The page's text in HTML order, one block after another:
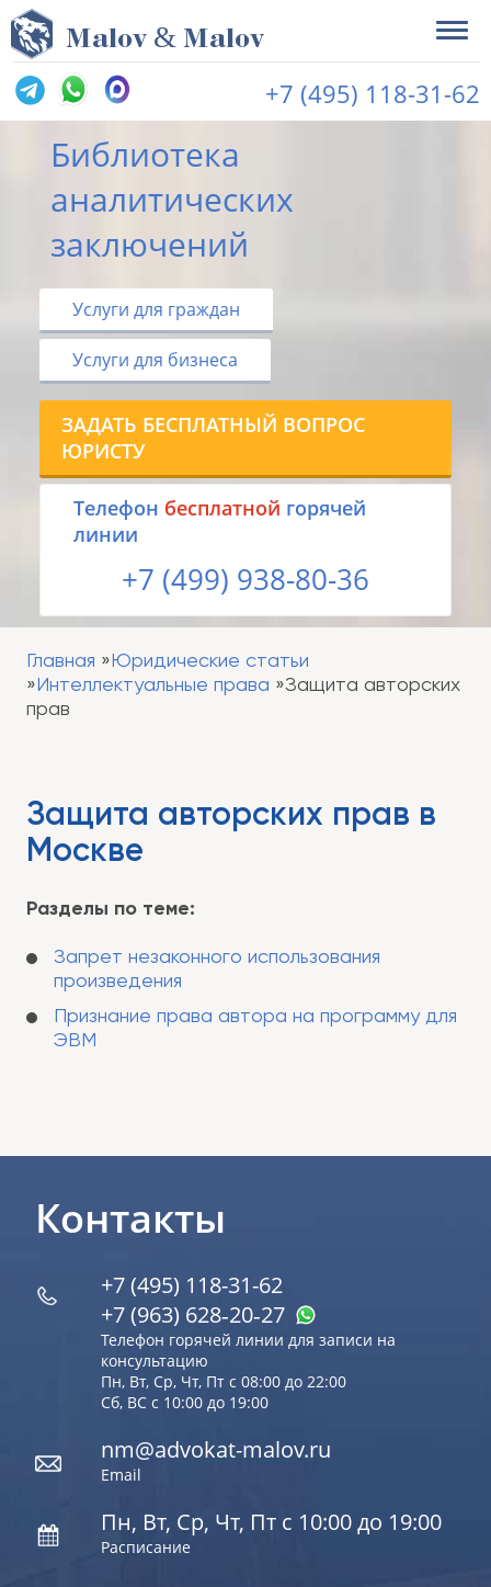
Malov & Malov
+7 (495) 118-31-62
Библиотека
аналитических
заключений
Услуги для граждан
Услуги для бизнеса
ЗАДАТЬ БЕСПЛАТНЫЙ ВОПРОС
ЮРИСТУ
Tелефон бесплатной горячей
линии
+7 (499) 938-80-36
Главная
Юридические статьи
Интеллектуальные права
Защита авторских
прав
Защита авторских прав в
Москве
Разделы по теме:
Запрет незаконного использования
произведения
Признание права автора на программу для
ЭВМ
Контакты
+7 (495) 118-31-62
+7 (963) 628‑20‑27
Телефон горячей линии для записи на
консультацию
Пн, Вт, Ср, Чт, Пт с 08:00 до 22:00
Сб, ВС с 10:00 до 19:00
nm@advokat-malov.ru
Email
Пн, Вт, Ср, Чт, Пт с 10:00 до 19:00
Расписание